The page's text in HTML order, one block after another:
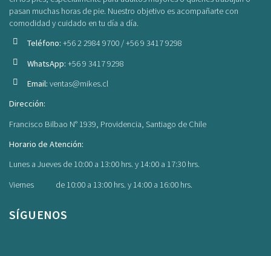
pasan muchas horas de pie. Nuestro objetivo es acompañarte con
comodidad y cuidado en tu día a día.
Teléfono: +56 2 2984 9700 / +56 9 3417 9298
WhatsApp: +56 9 3417 9298
Email: ventas@mikes.cl
Dirección:
Francisco Bilbao N° 1939, Providencia, Santiago de Chile
Horario de Atención:
Lunes a Jueves de 10:00 a 13:00 hrs. y 14:00 a 17:30 hrs.
Viernes de 10:00 a 13:00 hrs. y 14:00 a 16:00 hrs.
SÍGUENOS